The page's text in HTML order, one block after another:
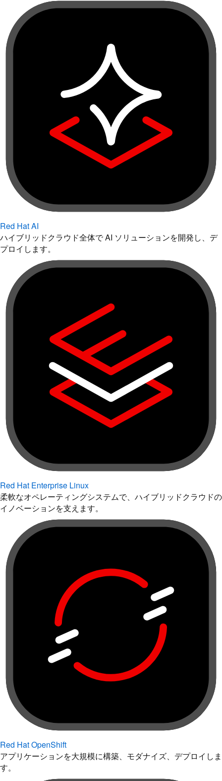
Red Hat AI
ハイブリッドクラウド全体で AI ソリューションを開発し、デ
プロイします。
Red Hat Enterprise Linux
柔軟なオペレーティングシステムで、ハイブリッドクラウドの
イノベーションを支えます。
Red Hat OpenShift
アプリケーションを大規模に構築、モダナイズ、デプロイしま
す。